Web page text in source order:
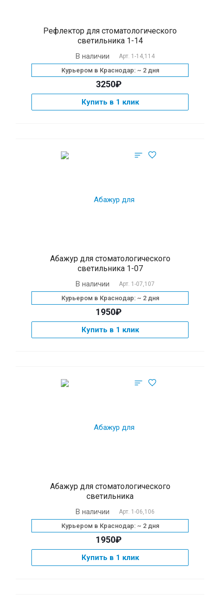
Рефлектор для стоматологического
светильника 1-14
В наличии Арт. 1-14,114
Курьером в Краснодар: ~ 2 дня
3250₽
Купить в 1 клик
Абажур для стоматологического
светильника 1-07
В наличии Арт. 1-07,107
Курьером в Краснодар: ~ 2 дня
1950₽
Купить в 1 клик
Абажур для cтоматологического
светильника
В наличии Арт. 1-06,106
Курьером в Краснодар: ~ 2 дня
1950₽
Купить в 1 клик